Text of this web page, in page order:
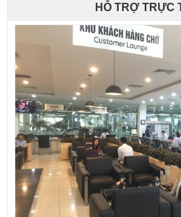
HỖ TRỢ TRỰC